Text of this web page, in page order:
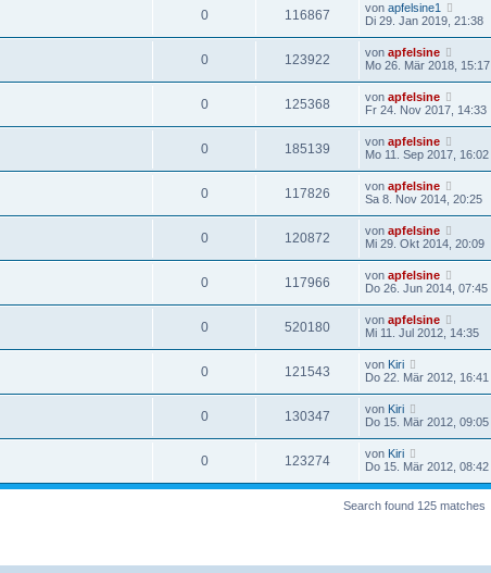
0 116867 von apfelsine1
Di 29. Jan 2019, 21:38
0 123922 von apfelsine
Mo 26. Mär 2018, 15:17
0 125368 von apfelsine
Fr 24. Nov 2017, 14:33
0 185139 von apfelsine
Mo 11. Sep 2017, 16:02
0 117826 von apfelsine
Sa 8. Nov 2014, 20:25
0 120872 von apfelsine
Mi 29. Okt 2014, 20:09
0 117966 von apfelsine
Do 26. Jun 2014, 07:45
0 520180 von apfelsine
Mi 11. Jul 2012, 14:35
0 121543 von Kiri
Do 22. Mär 2012, 16:41
0 130347 von Kiri
Do 15. Mär 2012, 09:05
0 123274 von Kiri
Do 15. Mär 2012, 08:42
Search found 125 matches